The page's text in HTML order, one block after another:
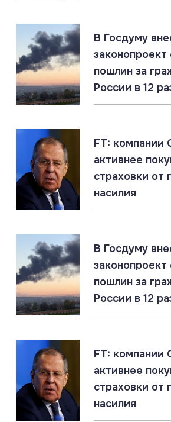
07.08.2026
Херсонская область: главное за 7
07.08.2026
украинских дронов
07.08.2026
ДНР: главное за 7 августа
07.08.2026
ЕС переводит Украине €1,4 млрд
замороженных активов России
07.08.2026
В Госдуму
законопроект
пошлин за
России в 12
FT: компании
активнее
страховки от
насилия
В Госдуму
законопроект
пошлин за
России в 12
FT: компании
активнее
страховки от
насилия